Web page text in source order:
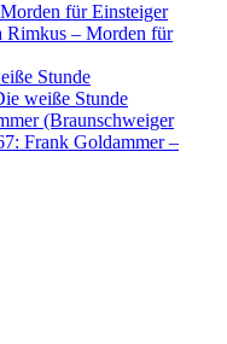
für Einsteiger
Rimkus – Morden für
Stunde
weiße Stunde
(Braunschweiger
Frank Goldammer –